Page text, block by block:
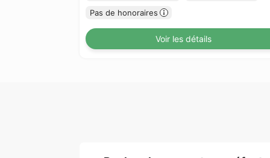
Pas de honoraires
Voir les détails